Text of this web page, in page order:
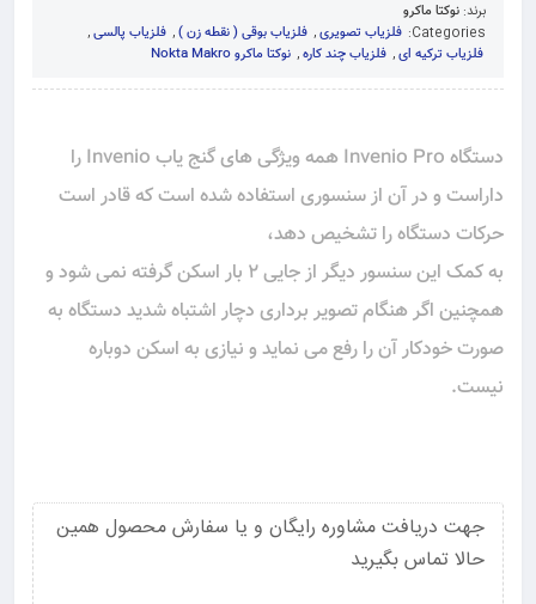
برند: نوکتا ماکرو
Categories: فلزیاب تصویری, فلزیاب بوقی ( نقطه زن ), فلزیاب پالسی,
فلزیاب ترکیه ای, فلزیاب چند کاره, نوکتا ماکرو Nokta Makro
دستگاه Invenio Pro همه ویژگی های گنج یاب Invenio را
داراست و در آن از سنسوری استفاده شده است که قادر است
حرکات دستگاه را تشخیص دهد،
به کمک این سنسور دیگر از جایی 2 بار اسکن گرفته نمی شود و
همچنین اگر هنگام تصویر برداری دچار اشتباه شدید دستگاه به
صورت خودکار آن را رفع می نماید و نیازی به اسکن دوباره
نیست.
جهت دریافت مشاوره رایگان و یا سفارش محصول همین
حالا تماس بگیرید